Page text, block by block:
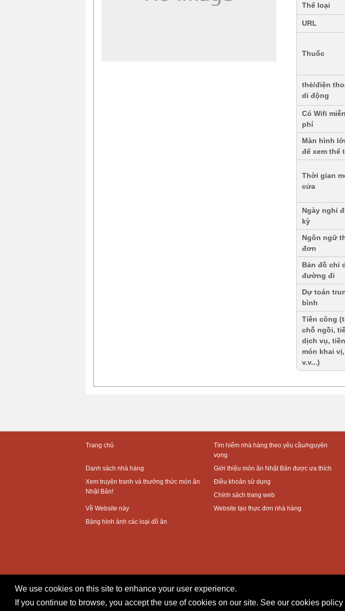
We use cookies on this site to enhance your user experience.
If you continue to browse, you accept the use of cookies on our site. See our cookies
Thể loại
URL
Thuốc
thẻ/điện
di động
Có Wifi miễn
phí
Màn hình
để xem thể
Thời gian
cửa
Ngày nghỉ
kỳ
Ngôn ngữ
đơn
Bản đồ chỉ
đường đi
Dự toán
bình
Tiền công
chỗ ngồi,
dịch vụ, tiền
món khai vị,
v.v...)
Trang chủ
Tìm hiếm nhà hàng theo yêu cầu/nguyện
vọng
Danh sách nhà hàng
Giới thiệu món ăn Nhật Bản được ưa thích
Xem truyện tranh và thưởng thức món ăn
Nhật Bản!
Điều khoản sử dụng
Chính sách trang web
Về Website này
Website tạo thực đơn nhà hàng
Bảng hình ảnh các loại đồ ăn
Copyright © TOKYO METROPOLITAN GOVERNMENT All Rights Reserved.